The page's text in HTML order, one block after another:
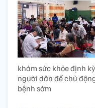
khám sức khỏe định
người dân để chủ
bệnh sớm